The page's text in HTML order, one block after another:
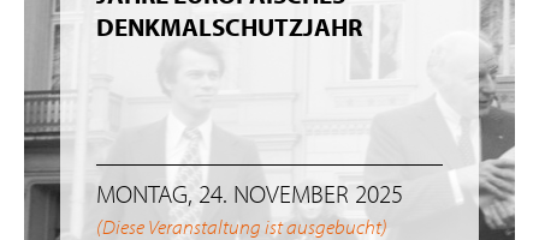
DENKMALSCHUTZJAHR
MONTAG, 24. NOVEMBER 2025
(Diese Veranstaltung ist ausgebucht)